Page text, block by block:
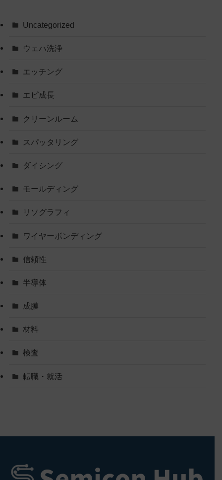
Uncategorized
ウェハ洗浄
エッチング
エピ成長
クリーンルーム
スパッタリング
ダイシング
モールディング
リソグラフィ
ワイヤーボンディング
信頼性
半導体
成膜
材料
検査
転職・就活